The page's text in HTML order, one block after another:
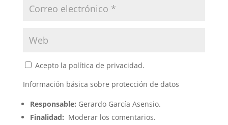
Acepto la política de privacidad.
Información básica sobre protección de datos
Responsable: Gerardo García Asensio.
Finalidad: Moderar los comentarios.